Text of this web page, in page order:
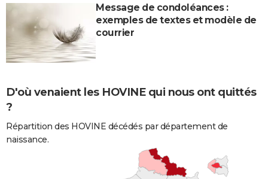
Message de condoléances :
exemples de textes et modèle de
courrier
D'où venaient les HOVINE qui nous ont quittés
?
Répartition des HOVINE décédés par département de
naissance.